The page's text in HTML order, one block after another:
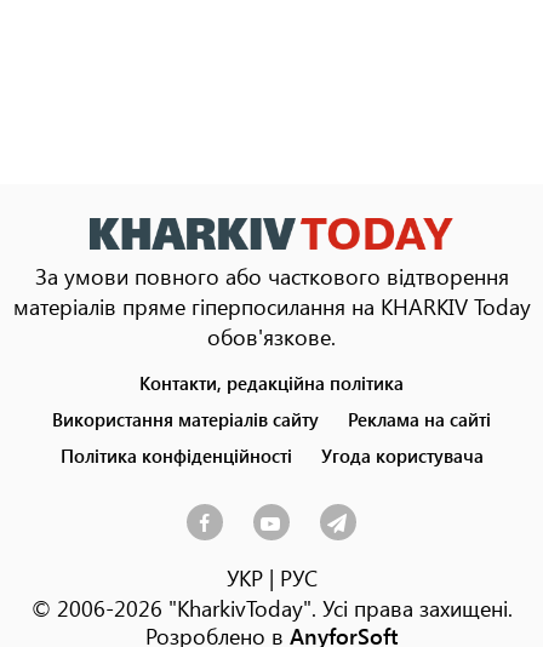
За умови повного або часткового відтворення
матеріалів пряме гіперпосилання на KHARKIV Today
обов'язкове.
menu
Контакти, редакційна політика
Використання матеріалів сайту
Реклама на сайті
Політика конфіденційності
Угода користувача
УКР| РУС
© 2006-2026 "KharkivToday". Усі права захищені.
Розроблено в AnyforSoft